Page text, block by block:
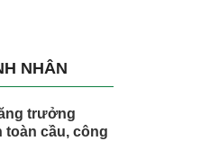
NHÂN
trưởng
toàn cầu, công